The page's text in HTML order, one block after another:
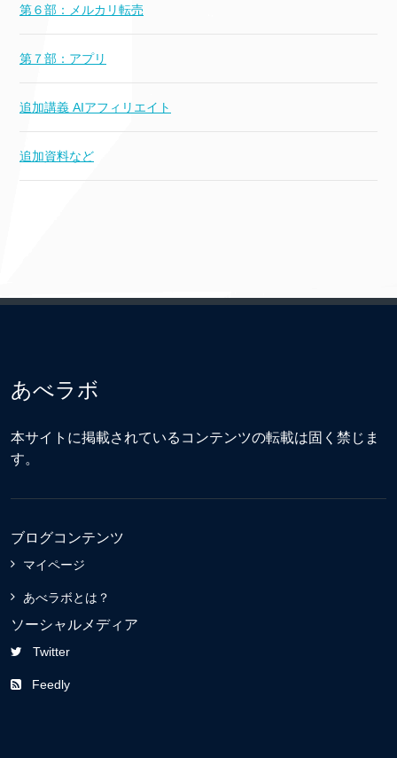
第６部：メルカリ転売
第７部：アプリ
追加講義 AIアフィリエイト
追加資料など
あべラボ
本サイトに掲載されているコンテンツの転載は固く禁じま
す。
ブログコンテンツ
マイページ
あべラボとは？
ソーシャルメディア
Twitter
Feedly